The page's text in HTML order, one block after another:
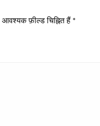
आवश्यक फ़ील्ड चिह्नित हैं *